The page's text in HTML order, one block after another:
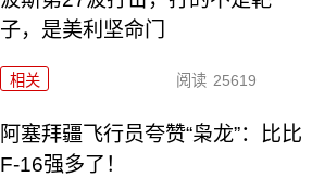
子，是美利坚命门
相关 阅读 25619
阿塞拜疆飞行员夸赞“枭龙”：比比
F-16强多了！